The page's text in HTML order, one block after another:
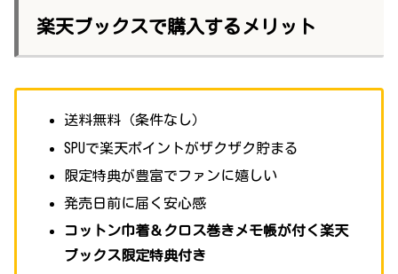
楽天ブックスで購入するメリット
送料無料（条件なし）
SPUで楽天ポイントがザクザク貯まる
限定特典が豊富でファンに嬉しい
発売日前に届く安心感
コットン巾着＆クロス巻きメモ帳が付く楽天
ブックス限定特典付き